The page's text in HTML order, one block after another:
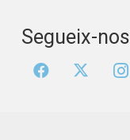
Segueix-nos